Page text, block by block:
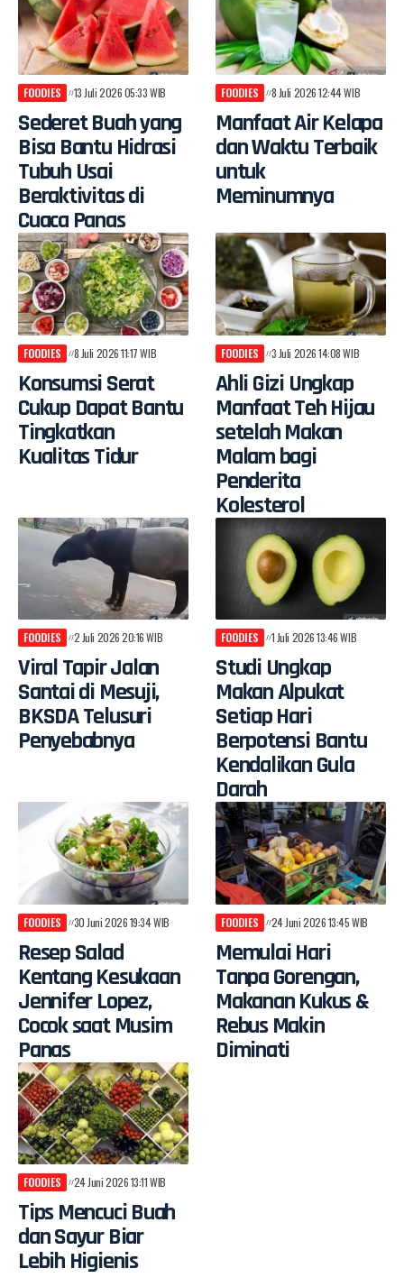
FOODIES 13 Juli 2026 05:33 WIB
Sederet Buah yang
Bisa Bantu Hidrasi
Tubuh Usai
Beraktivitas di
Cuaca Panas
FOODIES 8 Juli 2026 12:44 WIB
Manfaat Air Kelapa
dan Waktu Terbaik
untuk
Meminumnya
FOODIES 8 Juli 2026 11:17 WIB
Konsumsi Serat
Cukup Dapat Bantu
Tingkatkan
Kualitas Tidur
FOODIES 3 Juli 2026 14:08 WIB
Ahli Gizi Ungkap
Manfaat Teh Hijau
setelah Makan
Malam bagi
Penderita
Kolesterol
FOODIES 2 Juli 2026 20:16 WIB
Viral Tapir Jalan
Santai di Mesuji,
BKSDA Telusuri
Penyebabnya
FOODIES 1 Juli 2026 13:46 WIB
Studi Ungkap
Makan Alpukat
Setiap Hari
Berpotensi Bantu
Kendalikan Gula
Darah
FOODIES 30 Juni 2026 19:34 WIB
Resep Salad
Kentang Kesukaan
Jennifer Lopez,
Cocok saat Musim
Panas
FOODIES 24 Juni 2026 13:45 WIB
Memulai Hari
Tanpa Gorengan,
Makanan Kukus &
Rebus Makin
Diminati
FOODIES 24 Juni 2026 13:11 WIB
Tips Mencuci Buah
dan Sayur Biar
Lebih Higienis